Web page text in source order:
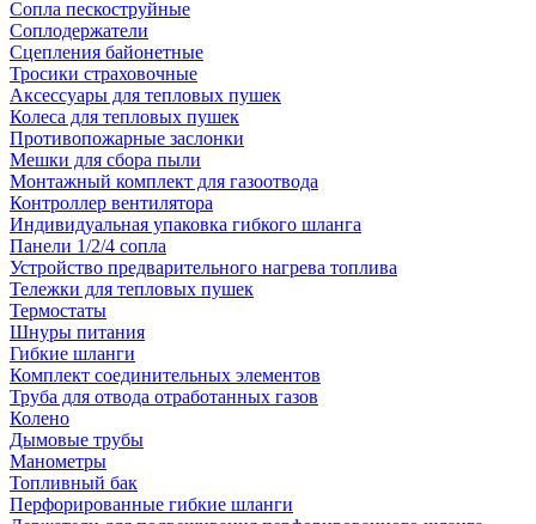
Сопла пескоструйные
Соплодержатели
Сцепления байонетные
Тросики страховочные
Аксессуары для тепловых пушек
Колеса для тепловых пушек
Противопожарные заслонки
Мешки для сбора пыли
Монтажный комплект для газоотвода
Контроллер вентилятора
Индивидуальная упаковка гибкого шланга
Панели 1/2/4 сопла
Устройство предварительного нагрева топлива
Тележки для тепловых пушек
Термостаты
Шнуры питания
Гибкие шланги
Комплект соединительных элементов
Труба для отвода отработанных газов
Колено
Дымовые трубы
Манометры
Топливный бак
Перфорированные гибкие шланги